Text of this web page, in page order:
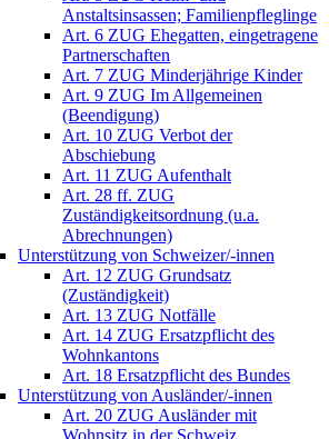
Anstaltsinsassen; Familienpfleglinge
Art. 6 ZUG Ehegatten, eingetragene
Partnerschaften
Art. 7 ZUG Minderjährige Kinder
Art. 9 ZUG Im Allgemeinen
(Beendigung)
Art. 10 ZUG Verbot der
Abschiebung
Art. 11 ZUG Aufenthalt
Art. 28 ff. ZUG
Zuständigkeitsordnung (u.a.
Abrechnungen)
Unterstützung von Schweizer/-innen
Art. 12 ZUG Grundsatz
(Zuständigkeit)
Art. 13 ZUG Notfälle
Art. 14 ZUG Ersatzpflicht des
Wohnkantons
Art. 18 Ersatzpflicht des Bundes
Unterstützung von Ausländer/-innen
Art. 20 ZUG Ausländer mit
Wohnsitz in der Schweiz